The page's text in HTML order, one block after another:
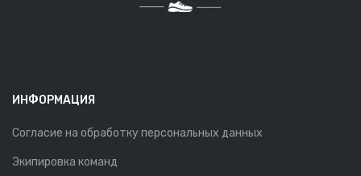
ИНФОРМАЦИЯ
Согласие на обработку персональных данных
Экипировка команд